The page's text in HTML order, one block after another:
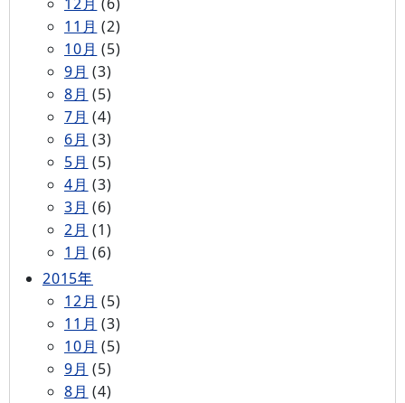
11月 (2)
10月 (5)
9月 (3)
8月 (5)
7月 (4)
6月 (3)
5月 (5)
4月 (3)
3月 (6)
2月 (1)
1月 (6)
2015年
12月 (5)
11月 (3)
10月 (5)
9月 (5)
8月 (4)